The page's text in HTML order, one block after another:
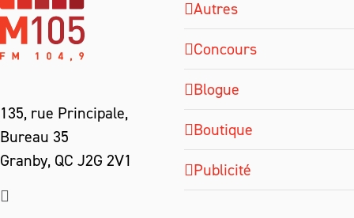
135, rue Principale,
Bureau 35
Granby, QC J2G 2V1
Autres
Concours
Blogue
Boutique
Publicité